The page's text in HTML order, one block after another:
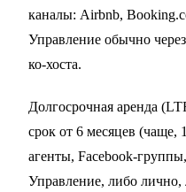
каналы: Airbnb,
Управление обычно
ко-хоста.
Долгосрочная аренда
срок от 6 месяцев (чаще,
агенты, Facebook-
Управление, либо лично,